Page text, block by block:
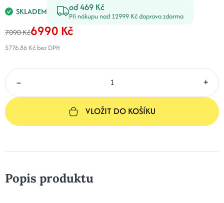
SKLADEM od 469 Kč
Při nákupu nad 12999 Kč doprava zdarma
7090 Kč6990 Kč
5776.86 Kč bez DPH
– +
VLOŽIT DO KOŠÍKU
Popis produktu